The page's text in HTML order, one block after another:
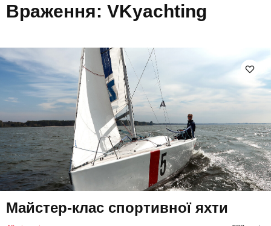
Враження: VKyachting
Майстер-клас спортивної яхти